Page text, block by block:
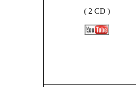
( 2 CD )